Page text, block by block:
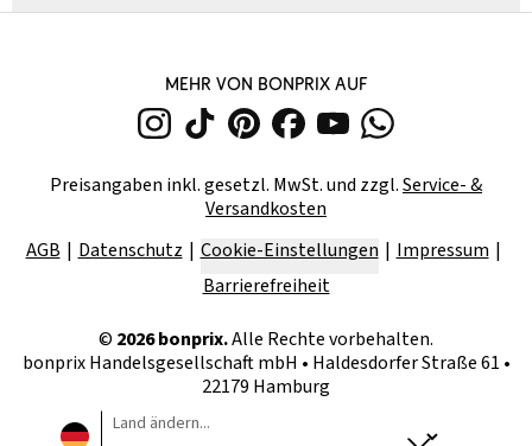
MEHR VON BONPRIX AUF
Preisangaben inkl. gesetzl. MwSt. und zzgl.Service- &
Versandkosten
AGB
Datenschutz Cookie-Einstellungen
Impressum
Barrierefreiheit
© 2026bonprix.Alle Rechte vorbehalten.
bonprix Handelsgesellschaft mbH • Haldesdorfer Straße 61 •
22179 Hamburg
Land ändern...